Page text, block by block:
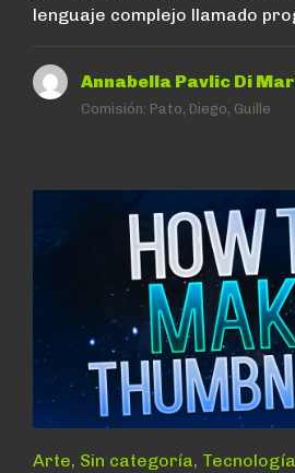
lenguaje complejo llamado
Annabella Pavlic Di
Comisión: Pato, Diego, Guille
Arte, Sin categoría, Tecnología